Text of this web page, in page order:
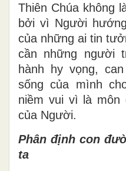
Thiên Chúa không
bởi vì Người
của những ai tin
cần những người
hành hy vọng,
sống của mình
niềm vui vì là môn
của Người.
Phân định con
ta